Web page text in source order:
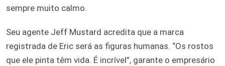
sempre muito calmo.
Seu agente Jeff Mustard acredita que a marca
registrada de Eric será as figuras humanas. “Os rostos
que ele pinta têm vida. É incrível”, garante o empresário